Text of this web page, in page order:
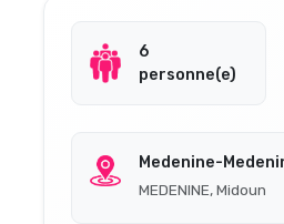
6
personne(e)
Medenine-
MEDENINE, Midoun